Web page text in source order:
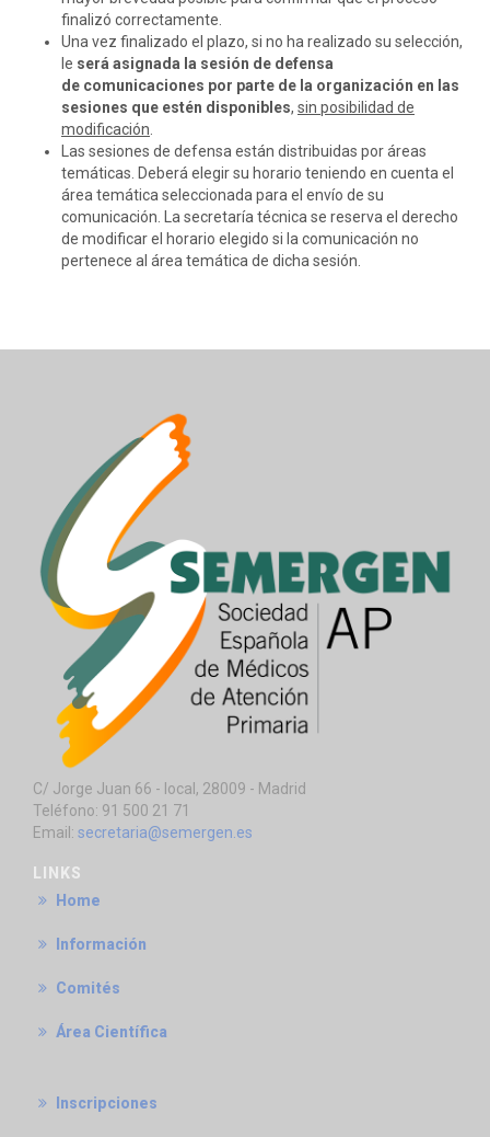
finalizó correctamente.
Una vez finalizado el plazo, si no ha realizado su selección,
le será asignada la sesión de defensa
de comunicaciones por parte de la organización en las
sesiones que estén disponibles, sin posibilidad de
modificación
Las sesiones de defensa están distribuidas por áreas
temáticas. Deberá elegir su horario teniendo en cuenta el
área temática seleccionada para el envío de su
comunicación. La secretaría técnica se reserva el derecho
de modificar el horario elegido si la comunicación no
pertenece al área temática de dicha sesión.
C/ Jorge Juan 66 - local, 28009 - Madrid
Teléfono: 91 500 21 71
Email: secretaria@semergen.es
LINKS
Home
Información
Comités
Área Científica
Inscripciones